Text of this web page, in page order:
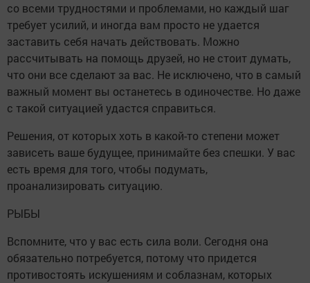
со всеми трудностями и проблемами, но каждый шаг
требует усилий, и иногда вам просто не удается
заставить себя начать действовать. Можно
рассчитывать на помощь друзей, но не стоит думать,
что они все сделают за вас. Не исключено, что в самый
важный момент вы останетесь в одиночестве. Но даже
с такой ситуацией удастся справиться.
Решения, от которых хоть в какой-то степени может
зависеть ваше будущее, принимайте без спешки. У вас
есть время для того, чтобы подумать,
проанализировать ситуацию.
РЫБЫ
Вспомните, что у вас есть сила воли. Сегодня она
обязательно потребуется, потому что придется
противостоять искушениям и соблазнам, которых